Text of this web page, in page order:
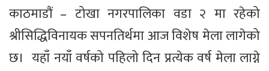
काठमाडौं – टोखा नगरपालिका वडा २ मा रहेको
श्रीसिद्धिविनायक सपनतिर्थमा आज विशेष मेला लागेको
छ। यहाँ नयाँ वर्षको पहिलो दिन प्रत्येक वर्ष मेला लाग्ने